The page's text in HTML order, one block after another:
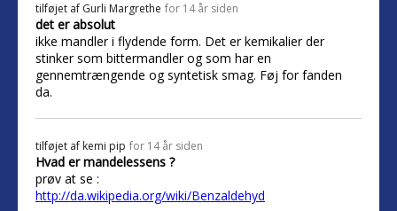
tilføjet af Gurli Margrethe for 14 år siden
det er absolut
ikke mandler i flydende form. Det er kemikalier der
stinker som bittermandler og som har en
gennemtrængende og syntetisk smag. Føj for fanden
da.
tilføjet af kemi pip for 14 år siden
Hvad er mandelessens ?
prøv at se :
http://da.wikipedia.org/wiki/Benzaldehyd